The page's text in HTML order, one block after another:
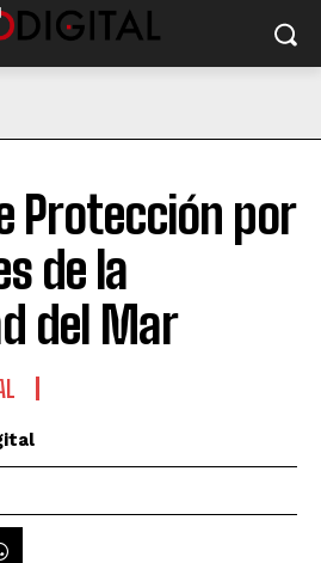
Protección por
de la
del Mar